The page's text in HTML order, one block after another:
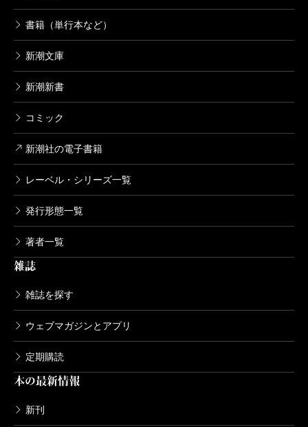
書籍（単行本など）
新潮文庫
新潮新書
コミック
新潮社の電子書籍
レーベル・シリーズ一覧
発行形態一覧
著者一覧
雑誌
雑誌を探す
ウェブマガジンとアプリ
定期購読
本の最新情報
新刊